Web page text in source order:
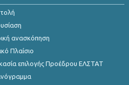
ανασκόπηση
Πλαίσιο
επιλογής Προέδρου ΕΛΣΤΑΤ